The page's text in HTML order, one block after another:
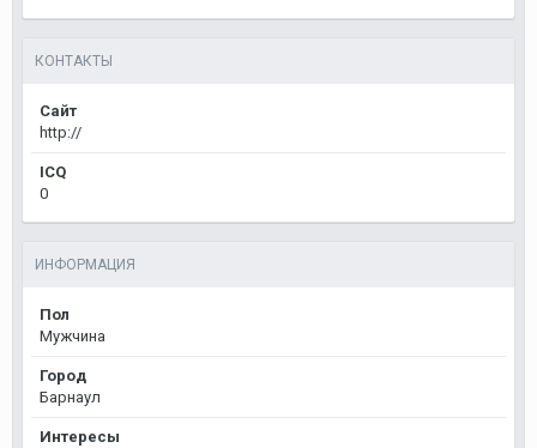
КОНТАКТЫ
Сайт
http://
ICQ
0
ИНФОРМАЦИЯ
Пол
Мужчина
Город
Барнаул
Интересы